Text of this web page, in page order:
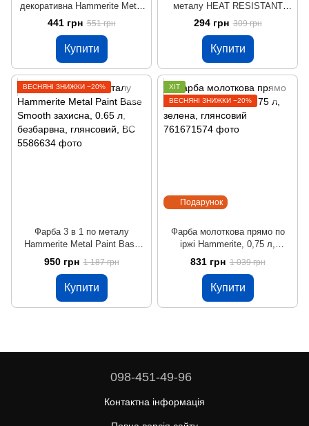
декоративна Hammerite Metal
Paints, 0,25 л, золото,
глянсовий
441 грн 551 грн
Купити
металу HEAT RESISTANT
ENAMEL 3IN1, 125 мл, black
294 грн 309 грн
Купити
ВЕСНЯНІ ЗНИЖКИ −20%
Фарба 3 в 1 по металу
Hammerite Metal Paint Base
Smooth захисна, 0.65 л,
безбарвна, глянсовий, BC
950 грн 1 187 грн
Купити
Подарунок
ХІТ
ВЕСНЯНІ ЗНИЖКИ −20%
Фарба молоткова прямо по
іржі Hammerite, 0,75 л,
зелена, глянсовий
831 грн 1 039 грн
Купити
098-451-49-96
Контактна інформація